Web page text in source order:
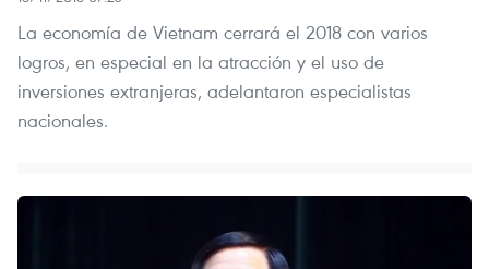
La economía de Vietnam cerrará el 2018 con varios
logros, en especial en la atracción y el uso de
inversiones extranjeras, adelantaron especialistas
nacionales.